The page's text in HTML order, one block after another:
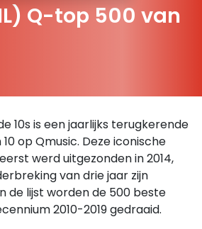
Q-top 500 van
10s is een jaarlijks terugkerende
op Qmusic. Deze iconische
werd uitgezonden in 2014,
van drie jaar zijn
de lijst worden de 500 beste
2010-2019 gedraaid.